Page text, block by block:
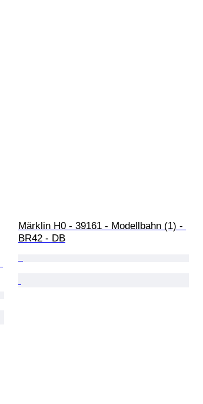
Märklin H0 - 39161 - Modellbahn (1) -
BR42 - DB